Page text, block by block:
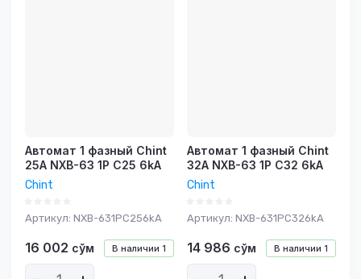
Автомат 1 фазный Chint
25A NXB-63 1P C25 6kA
Chint
Артикул: NXB-631PC256kA
В наличии 1
16 002 сўм
Автомат 1 фазный Chint
32A NXB-63 1P C32 6kA
Chint
Артикул: NXB-631PC326kA
В наличии 1
14 986 сўм